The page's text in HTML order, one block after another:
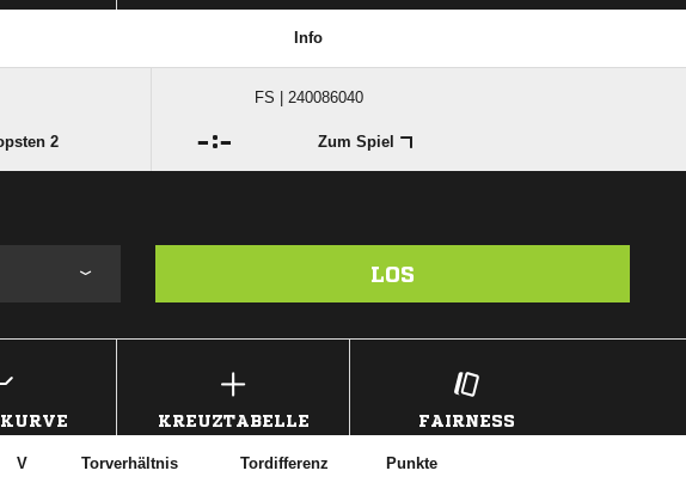
Info
FS | 240086040
2 : Zum Spiel
LOS
KREUZTABELLE FAIRNESS
V Torverhältnis Tordifferenz Punkte